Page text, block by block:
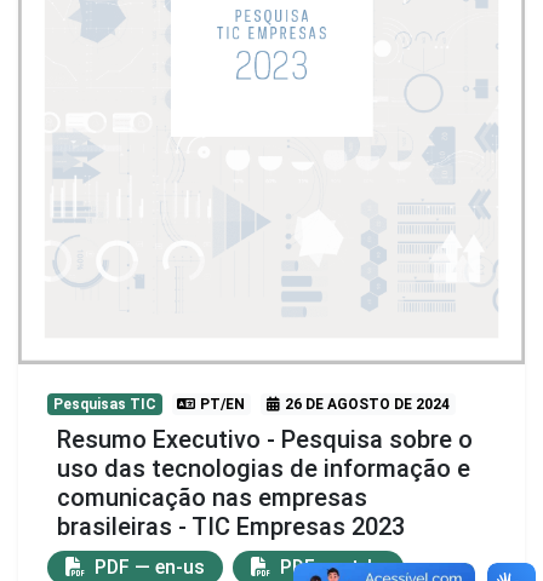
Pesquisas TIC PT/EN 26 DE AGOSTO DE 2024
Resumo Executivo - Pesquisa sobre o
uso das tecnologias de informação e
comunicação nas empresas
brasileiras - TIC Empresas 2023
PDF — en-us PDF — pt-br